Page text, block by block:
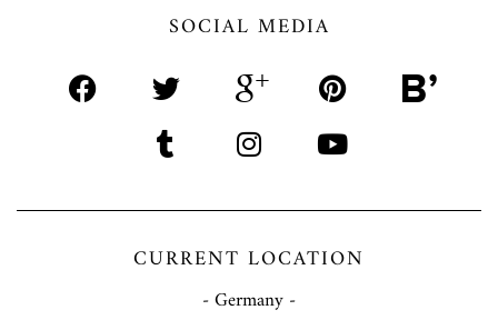
SOCIAL MEDIA
CURRENT LOCATION
- Germany -